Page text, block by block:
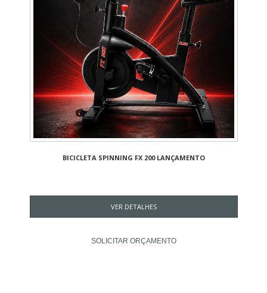
BICICLETA SPINNING FX 200 LANÇAMENTO
VER DETALHES
SOLICITAR ORÇAMENTO